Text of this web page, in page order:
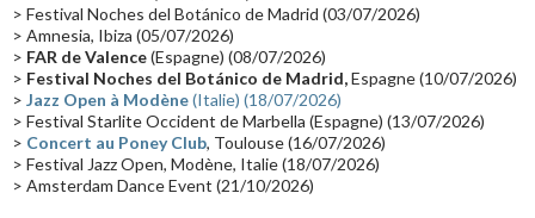
Synthé Roland(15) Belgique(15)
(14) Astronomie (14)
Tournée 2025(14) 2024(14) Chine(13)
> Festival Noches del Botánico de Madrid (03/07/2026)
> Amnesia, Ibiza (05/07/2026)
> FAR de Valence(Espagne) (08/07/2026)
> Festival Noches del Botánico de Madrid,Espagne (10/07/2026)
> Jazz Open à Modène(Italie) (18/07/2026)
> Festival Starlite Occident de Marbella (Espagne) (13/07/2026)
> Concert au Poney Club, Toulouse (16/07/2026)
> Festival Jazz Open, Modène, Italie (18/07/2026)
> Amsterdam Dance Event (21/10/2026)